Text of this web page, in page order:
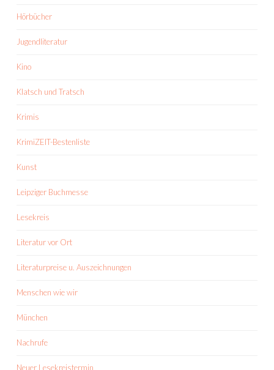
Hörbücher
Jugendliteratur
Kino
Klatsch und Tratsch
Krimis
KrimiZEIT-Bestenliste
Kunst
Leipziger Buchmesse
Lesekreis
Literatur vor Ort
Literaturpreise u. Auszeichnungen
Menschen wie wir
München
Nachrufe
Neuer Lesekreistermin